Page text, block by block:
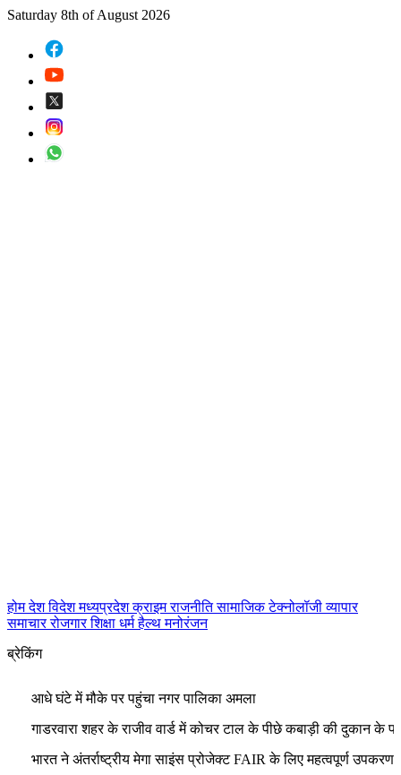
Saturday 8th of August 2026
होमदेशविदेशमध्यप्रदेशक्राइमराजनीतिसामाजिकटेक्नोलॉजीव्यापार
समाचाररोजगारशिक्षा धर्महैल्थमनोरंजन
ब्रेकिंग
आधे घंटे में मौके पर पहुंचा नगर पालिका अमला
गाडरवारा शहर के राजीव वार्ड में कोचर टाल के पीछे कबाड़ी की दुकान के पास
भारत ने अंतर्राष्ट्रीय मेगा साइंस प्रोजेक्ट FAIR के लिए महत्वपूर्ण उपकरण